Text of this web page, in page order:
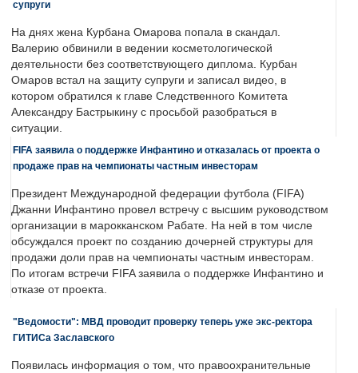
супруги
На днях жена Курбана Омарова попала в скандал.
Валерию обвинили в ведении косметологической
деятельности без соответствующего диплома. Курбан
Омаров встал на защиту супруги и записал видео, в
котором обратился к главе Следственного Комитета
Александру Бастрыкину с просьбой разобраться в
ситуации.
FIFA заявила о поддержке Инфантино и отказалась от проекта о
продаже прав на чемпионаты частным инвесторам
Президент Международной федерации футбола (FIFA)
Джанни Инфантино провел встречу с высшим руководством
организации в марокканском Рабате. На ней в том числе
обсуждался проект по созданию дочерней структуры для
продажи доли прав на чемпионаты частным инвесторам.
По итогам встречи FIFA заявила о поддержке Инфантино и
отказе от проекта.
"Ведомости": МВД проводит проверку теперь уже экс-ректора
ГИТИСа Заславского
Появилась информация о том, что правоохранительные